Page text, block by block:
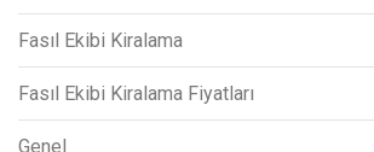
Fasıl Ekibi Kiralama
Fasıl Ekibi Kiralama Fiyatları
Genel